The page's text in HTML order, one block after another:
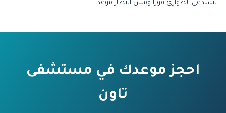
يستدعي الطوارئ فورًا ومش انتظار موعد.
احجز موعدك في مستشفى
تاون